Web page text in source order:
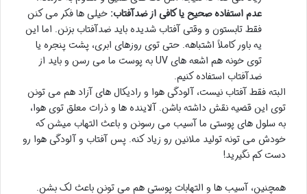
عدم استفاده صحیح یا کافی از ضدآفتاب: خیلی ها فکر می کنن
فقط تابستون و وقتی آفتاب شدیده باید ضدآفتاب بزنن. اما این
یه باور کاملاً اشتباهه. حتی توی روزهای ابری، پشت پنجره یا
توی خونه هم اشعه های UV به پوست ما می رسن و باید از
ضدآفتاب استفاده کنیم.
البته فقط آفتاب نیست، آلودگی هوا و رادیکال های آزاد هم می تونن
توی این قضیه نقش داشته باشن. آلاینده ها و ذرات معلق توی هوا،
به سلول های پوستی ما آسیب می رسونن و باعث التهاب میشن که
خودش می تونه تولید ملانین رو زیاد کنه. پس آفتاب و آلودگی هوا رو
دست کم نگیرید!
همچنین، آسیب ها و التهابات پوستی هم می تونن باعث لک بشن.